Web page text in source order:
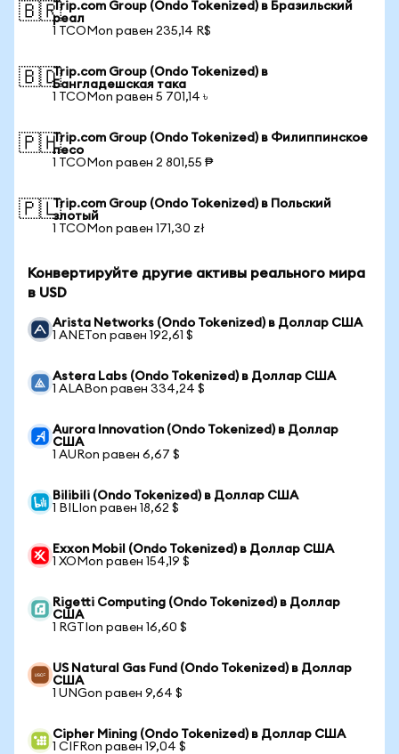
🇧🇷Trip.com Group (Ondo Tokenized) в Бразильский
реал
1 TCOMon равен 235,14 R$
🇧🇩Trip.com Group (Ondo Tokenized) в
Бангладешская така
1 TCOMon равен 5 701,14 ৳
🇵🇭Trip.com Group (Ondo Tokenized) в Филиппинское
песо
1 TCOMon равен 2 801,55 ₱
🇵🇱Trip.com Group (Ondo Tokenized) в Польский
злотый
1 TCOMon равен 171,30 zł
Конвертируйте другие активы реального мира
в USD
Arista Networks (Ondo Tokenized) в Доллар США
1 ANETon равен 192,61 $
Astera Labs (Ondo Tokenized) в Доллар США
1 ALABon равен 334,24 $
Aurora Innovation (Ondo Tokenized) в Доллар
США
1 AURon равен 6,67 $
Bilibili (Ondo Tokenized) в Доллар США
1 BILIon равен 18,62 $
Exxon Mobil (Ondo Tokenized) в Доллар США
1 XOMon равен 154,19 $
Rigetti Computing (Ondo Tokenized) в Доллар
США
1 RGTIon равен 16,60 $
US Natural Gas Fund (Ondo Tokenized) в Доллар
США
1 UNGon равен 9,64 $
Cipher Mining (Ondo Tokenized) в Доллар США
1 CIFRon равен 19,04 $